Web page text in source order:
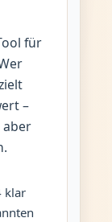
für
–
aber
klar